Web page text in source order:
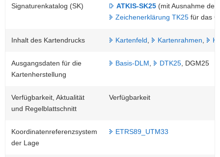
Signaturenkatalog (SK) ATKIS-SK25 (mit Ausnahme
Zeichenerklärung TK25 für das
Inhalt des Kartendrucks Kartenfeld Kartenrahmen
Ausgangsdaten für die
Kartenherstellung
Basis-DLM DTK25 , DGM25
Verfügbarkeit, Aktualität
und Regelblattschnitt
Verfügbarkeit
Koordinatenreferenzsystem
der Lage
ETRS89_UTM33